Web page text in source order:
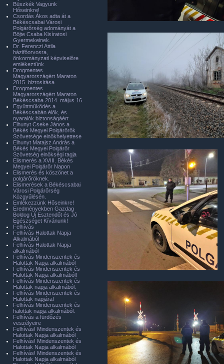
Büszkék Vagyunk
Hőseinkre!
Csordás Ákos adta át a
Békéscsabai Városi
Polgárőrség adományát a
Böjte Csaba Kisíratosi
Gyermekeinek.
Dr. Ferenczi Attila
házifőorvosra,
önkormányzati képviselőre
emlékeztünk
Drogmentes
Magyarországért Maraton
2015. biztosítása
Drogmentes
Magyarországért Maraton
Békéscsaba 2014. május 16.
Együttműködés a
Békéscsabán élők, és
nyaralók biztonságáért
Elhunyt Cseke János a
Békés Megyei Polgárőrök
Szövetsége elnökhelyettese
Elhunyt Matajsz András a
Békés Megyei Polgárőr
Szövetség elnökségi tagja
Elismerés a XVIII. Békés
Megyei Polgárőr Napon
Elismerés és köszönet a
polgárőröknek.
Elismerések a Békéscsabai
Városi Polgárőrség
Közgyűlésén.
Emlékezzünk Hőseinkre!
Eredményekben Gazdag
Boldog Új Esztendőt és Jó
Egészséget Kívánunk!
Felhívás
Felhívás Halottak Napja
Alkalmából
Felhívás Halottak Napja
alkalmából
Felhívás Mindenszentek és
Halottak Napja alkalmából
Felhívás Mindenszentek és
Halottak Napja alkalmából!
Felhívás Mindenszentek és
Halottak napja alkalmából.
Felhívás Mindenszentek és
Halottak napjára!
Felhívás Mindenszentek és
halottak napja alkalmából.
Felhívás a fürdőzés
veszélyeire
Felhívás! Mindenszentek és
Halottak Napja alkalmából
Felhívás! Mindenszentek és
Halottak Napja alkalmából
Felhívás! Mindenszentek és
Halottak Napja alkalmából